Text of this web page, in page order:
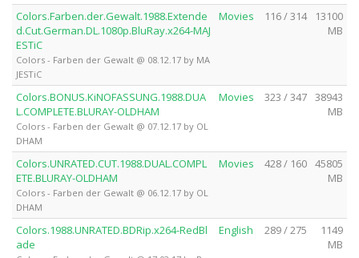
Colors.Farben.der.Gewalt.1988.Extende
d.Cut.German.DL.1080p.BluRay.x264-MAJ
ESTiC
Colors - Farben der Gewalt @ 08.12.17 by MA
JESTiC
Movies 116 / 314
13100
MB
Colors.BONUS.KiNOFASSUNG.1988.DUA
L.COMPLETE.BLURAY-OLDHAM
Colors - Farben der Gewalt @ 07.12.17 by OL
DHAM
Movies 323 / 347 38943
MB
Colors.UNRATED.CUT.1988.DUAL.COMPL
ETE.BLURAY-OLDHAM
Colors - Farben der Gewalt @ 06.12.17 by OL
DHAM
Movies 428 / 160 45805
MB
Colors.1988.UNRATED.BDRip.x264-RedBl
ade
English 289 / 275
1149
MB